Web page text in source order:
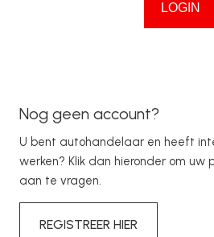
LOGIN
Nog geen account?
U bent autohandelaar en heeft
werken? Klik dan hieronder om uw
aan te vragen.
REGISTREER HIER